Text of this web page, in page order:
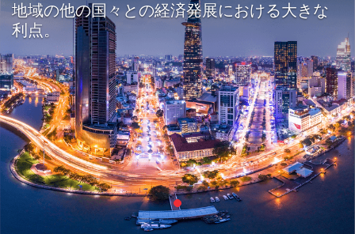
地域の他の国々との経済発展における大きな
利点。